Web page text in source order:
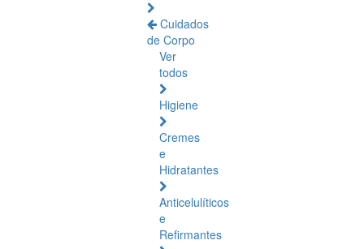
Cuidados
de Corpo
Ver
todos
Higiene
Cremes
e
Hidratantes
Anticelulíticos
e
Refirmantes